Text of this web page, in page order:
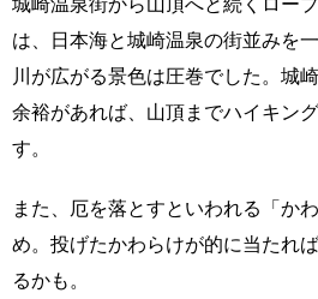
は、日本海と城崎温泉の街並みを
川が広がる景色は圧巻でした。城
余裕があれば、山頂までハイキン
す。
また、厄を落とすといわれる「か
め。投げたかわらけが的に当たれ
るかも。